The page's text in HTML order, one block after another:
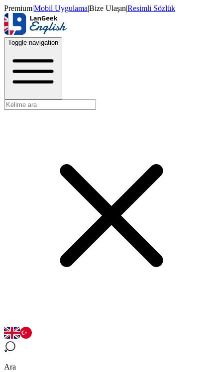
Premium|Mobil Uygulama|Bize Ulaşın|Resimli Sözlük
Toggle navigation
Ara